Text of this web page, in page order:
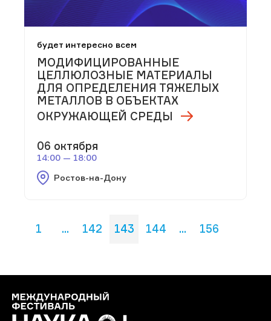
будет интересно всем
МОДИФИЦИРОВАННЫЕ
ЦЕЛЛЮЛОЗНЫЕ МАТЕРИАЛЫ
ДЛЯ ОПРЕДЕЛЕНИЯ ТЯЖЕЛЫХ
МЕТАЛЛОВ В ОБЪЕКТАХ
ОКРУЖАЮЩЕЙ СРЕДЫ
06 октября
14:00 — 18:00
Ростов-на-Дону
1 ... 142 143 144 ... 156